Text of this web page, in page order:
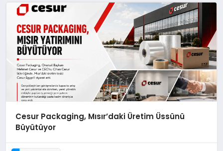
Cesur Packaging, Mısır’daki Üretim Üssünü
Büyütüyor